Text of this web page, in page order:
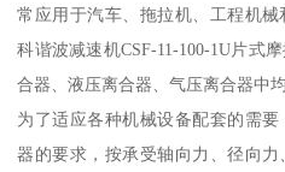
常应用于汽车、拖拉机、工程机
科谐波减速机CSF-11-100-1U片式
合器、液压离合器、气压离合器中均
为了适应各种机械设备配套的需
器的要求，按承受轴向力、径向